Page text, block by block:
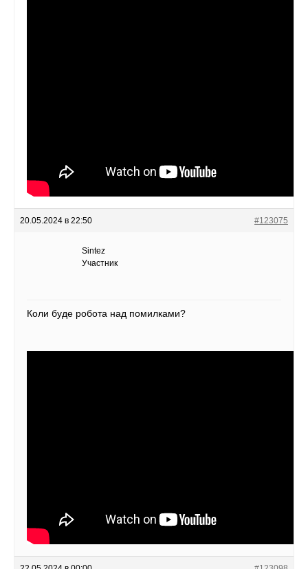
20.05.2024 в 22:50 #123075
Sintez
Участник
Коли буде робота над помилками?